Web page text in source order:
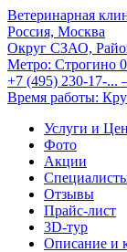
Ветеринарная
Россия, Москва
Округ СЗАО,
Метро: Строгино
+7 (495) 230-17-...
Время работы:
Услуги и
Фото
Акции
Отзывы
Прайс-лист
3D-тур
Описание и